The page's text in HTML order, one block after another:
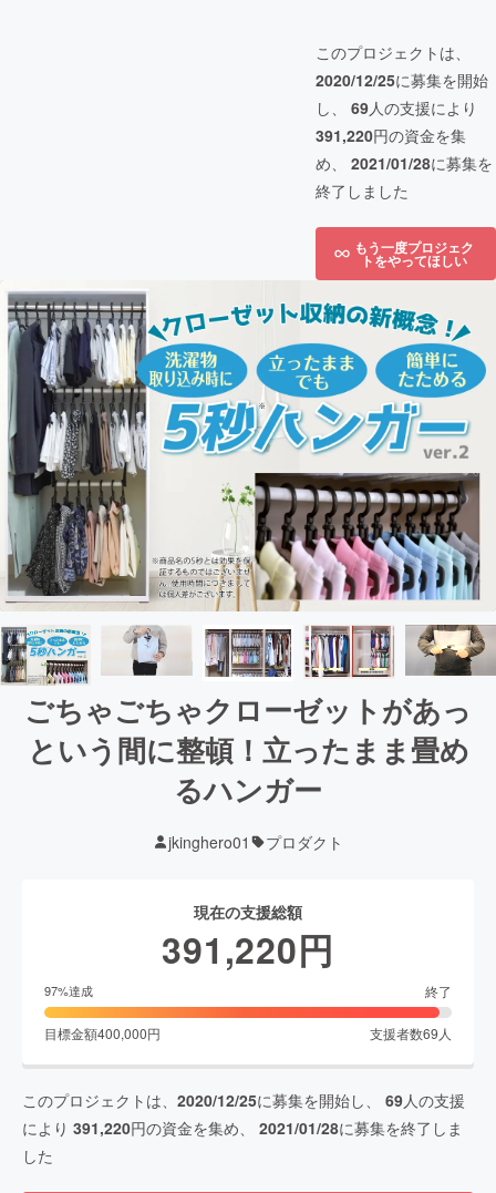
このプロジェクトは、
2020/12/25に募集を開始
し、 69人の支援により
391,220円の資金を集
め、 2021/01/28に募集を
終了しました
もう一度プロジェク
トをやってほしい
ごちゃごちゃクローゼットがあっ
という間に整頓！立ったまま畳め
るハンガー
jkinghero01 プロダクト
現在の支援総額
391,220円
97%達成 終了
目標金額400,000円 支援者数69 人
このプロジェクトは、 2020/12/25に募集を開始し、 69人の支援
により 391,220円の資金を集め、 2021/01/28に募集を終了しま
した